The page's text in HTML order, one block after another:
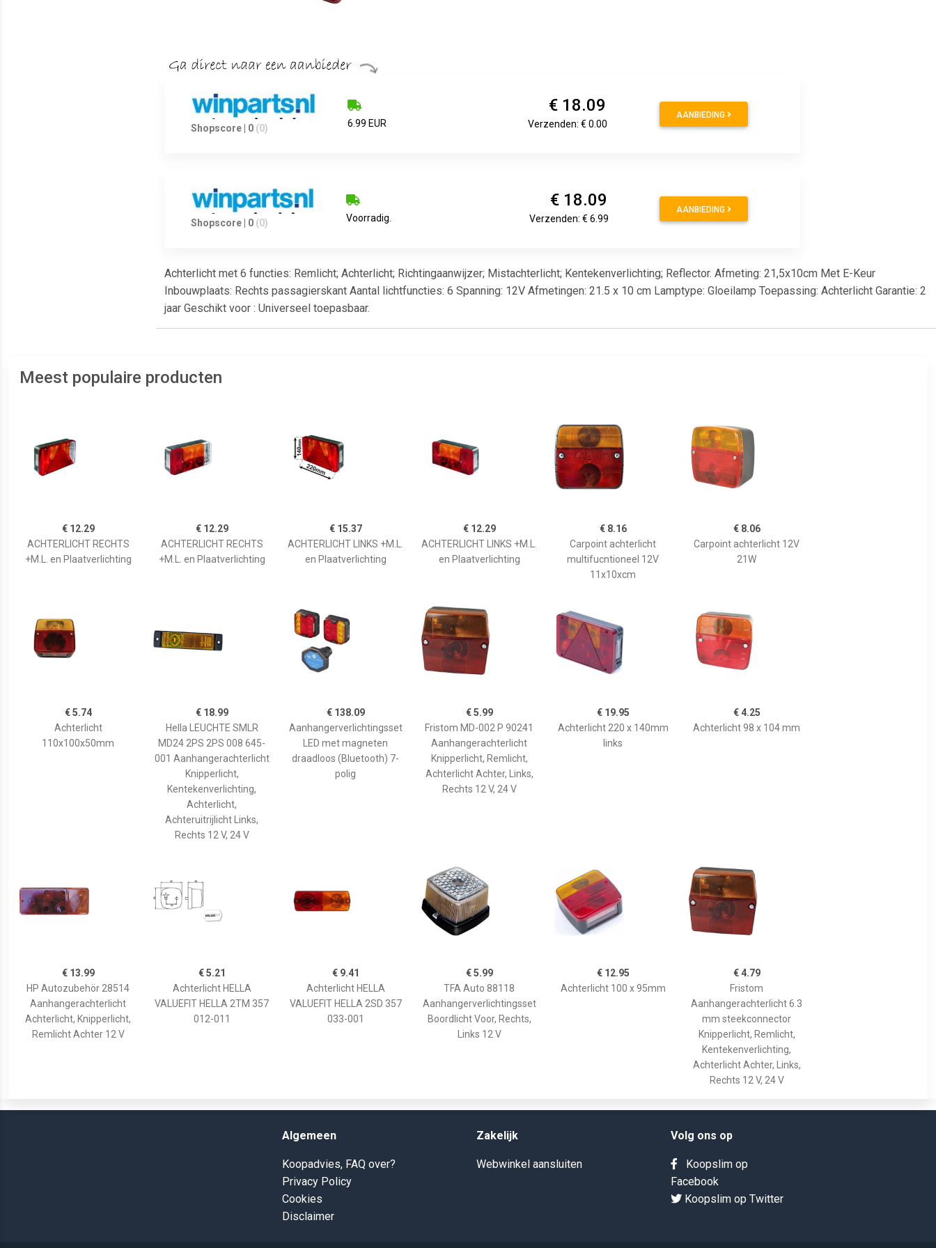
Shopscore | 0 (0) 6.99 EUR
€ 18.09
Verzenden: € 0.00
AANBIEDING
Shopscore | 0 (0) Voorradig.
€ 18.09
Verzenden: € 6.99
AANBIEDING
Achterlicht met 6 functies: Remlicht; Achterlicht; Richtingaanwijzer; Mistachterlicht; Kentekenverlichting; Reflector. Afmeting: 21,5x10cm Met E-Keur
Inbouwplaats: Rechts passagierskant Aantal lichtfuncties: 6 Spanning: 12V Afmetingen: 21.5 x 10 cm Lamptype: Gloeilamp Toepassing: Achterlicht Garantie: 2
jaar Geschikt voor : Universeel toepasbaar.
Meest populaire producten
€ 12.29
ACHTERLICHT RECHTS
+M.L. en Plaatverlichting
€ 12.29
ACHTERLICHT RECHTS
+M.L. en Plaatverlichting
€ 15.37
ACHTERLICHT LINKS +M.L.
en Plaatverlichting
€ 12.29
ACHTERLICHT LINKS +M.L.
en Plaatverlichting
€ 8.16
Carpoint achterlicht
multifucntioneel 12V
11x10xcm
€ 8.06
Carpoint achterlicht 12V
21W
€ 5.74
Achterlicht
110x100x50mm
€ 18.99
Hella LEUCHTE SMLR
MD24 2PS 2PS 008 645-
001 Aanhangerachterlicht
Knipperlicht,
Kentekenverlichting,
Achterlicht,
Achteruitrijlicht Links,
Rechts 12 V, 24 V
€ 138.09
Aanhangerverlichtingsset
LED met magneten
draadloos (Bluetooth) 7-
polig
€ 5.99
Fristom MD-002 P 90241
Aanhangerachterlicht
Knipperlicht, Remlicht,
Achterlicht Achter, Links,
Rechts 12 V, 24 V
€ 19.95
Achterlicht 220 x 140mm
links
€ 4.25
Achterlicht 98 x 104 mm
€ 13.99
HP Autozubehör 28514
Aanhangerachterlicht
Achterlicht, Knipperlicht,
Remlicht Achter 12 V
€ 5.21
Achterlicht HELLA
VALUEFIT HELLA 2TM 357
012-011
€ 9.41
Achterlicht HELLA
VALUEFIT HELLA 2SD 357
033-001
€ 5.99
TFA Auto 88118
Aanhangerverlichtingsset
Boordlicht Voor, Rechts,
Links 12 V
€ 12.95
Achterlicht 100 x 95mm
€ 4.79
Fristom
Aanhangerachterlicht 6.3
mm steekconnector
Knipperlicht, Remlicht,
Kentekenverlichting,
Achterlicht Achter, Links,
Rechts 12 V, 24 V
Algemeen
Koopadvies, FAQ over?
Privacy Policy
Cookies
Disclaimer
Zakelijk
Webwinkel aansluiten
Volg ons op
Koopslim op
Facebook
Koopslim op Twitter